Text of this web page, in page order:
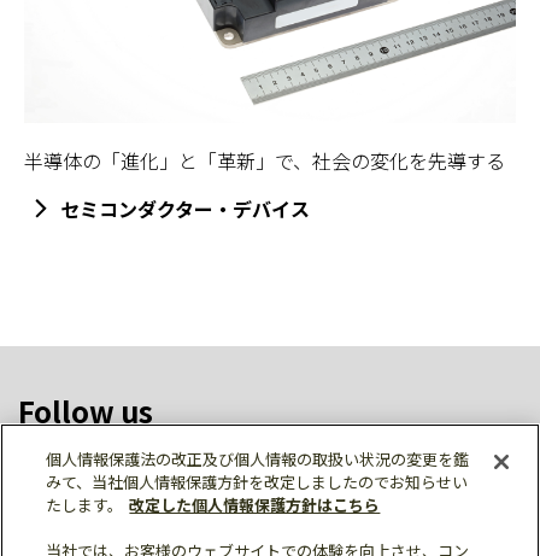
半導体の「進化」と「革新」で、社会の変化を先導する
セミコンダクター・デバイス
Follow us
個人情報保護法の改正及び個人情報の取扱い状況の変更を鑑
みて、当社個人情報保護方針を改定しましたのでお知らせい
たします。
改定した個人情報保護方針はこちら
当社では、お客様のウェブサイトでの体験を向上させ、コン